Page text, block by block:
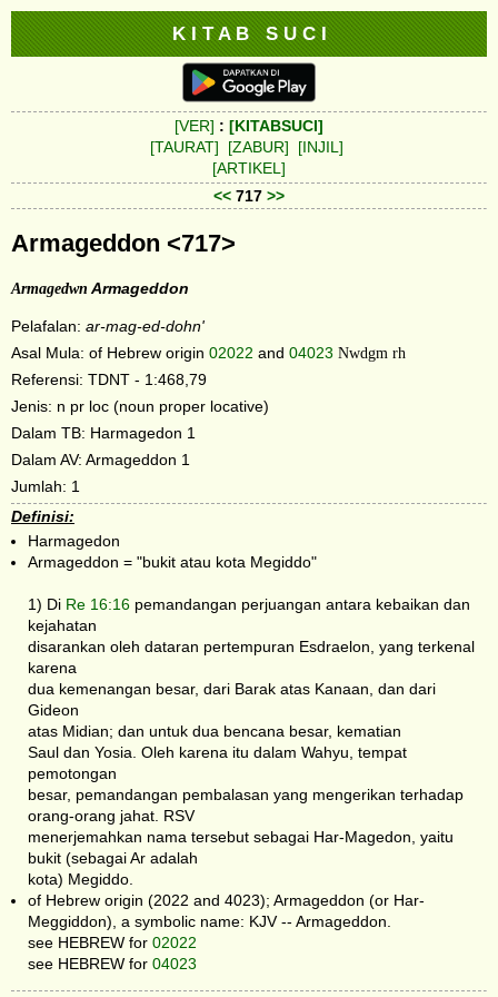
K I T A B S U C I
[VER] : [KITABSUCI]
[TAURAT]
[ZABUR]
[INJIL]
[ARTIKEL]
<< 717 >>
Armageddon <717>
Armagedwn Armageddon
Pelafalan: ar-mag-ed-dohn'
Asal Mula: of Hebrew origin 02022 and 04023 Nwdgm rh
Referensi: TDNT - 1:468,79
Jenis: n pr loc (noun proper locative)
Dalam TB: Harmagedon 1
Dalam AV: Armageddon 1
Jumlah: 1
Definisi:
Harmagedon
Armageddon = "bukit atau kota Megiddo"
1) Di Re 16:16 pemandangan perjuangan antara kebaikan dan
kejahatan
disarankan oleh dataran pertempuran Esdraelon, yang terkenal
karena
dua kemenangan besar, dari Barak atas Kanaan, dan dari
Gideon
atas Midian; dan untuk dua bencana besar, kematian
Saul dan Yosia. Oleh karena itu dalam Wahyu, tempat
pemotongan
besar, pemandangan pembalasan yang mengerikan terhadap
orang-orang jahat. RSV
menerjemahkan nama tersebut sebagai Har-Magedon, yaitu
bukit (sebagai Ar adalah
kota) Megiddo.
of Hebrew origin (2022 and 4023); Armageddon (or Har-
Meggiddon), a symbolic name: KJV -- Armageddon.
see HEBREW for 02022
see HEBREW for 04023